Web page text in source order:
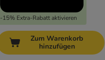
-15% Extra-Rabatt aktivieren
Zum Warenkorb
hinzufügen